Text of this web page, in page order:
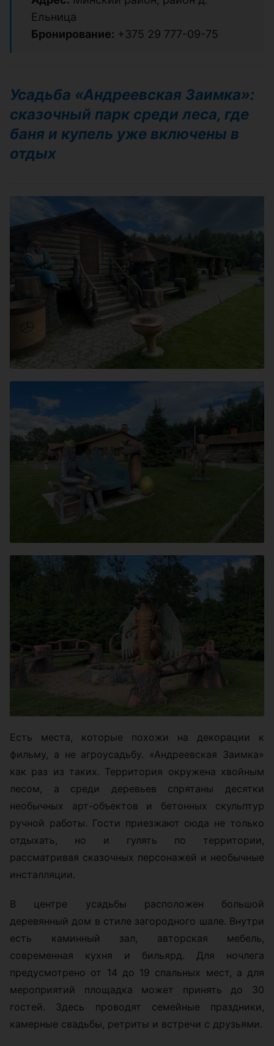
Ельница
Бронирование: +375 29 777-09-75
Усадьба «Андреевская Заимка»:
сказочный парк среди леса, где
баня и купель уже включены в
отдых
Есть места, которые похожи на декорации к
фильму, а не агроусадьбу. «Андреевская Заимка»
как раз из таких. Территория окружена хвойным
лесом, а среди деревьев спрятаны десятки
необычных арт-объектов и бетонных скульптур
ручной работы. Гости приезжают сюда не только
отдыхать, но и гулять по территории,
рассматривая сказочных персонажей и необычные
инсталляции.
В центре усадьбы расположен большой
деревянный дом в стиле загородного шале. Внутри
есть каминный зал, авторская мебель,
современная кухня и бильярд. Для ночлега
предусмотрено от 14 до 19 спальных мест, а для
мероприятий площадка может принять до 30
гостей. Здесь проводят семейные праздники,
камерные свадьбы, ретриты и встречи с друзьями.